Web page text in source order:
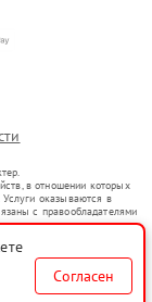
в отношении которых
оказываются в
с правообладателями
оборот в соответствии
услуг или введения
услугах по
Согласен